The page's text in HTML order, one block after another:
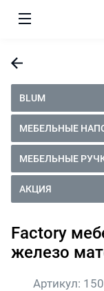
BLUM
МЕБЕЛЬНЫЕ
МЕБЕЛЬНЫЕ
АКЦИЯ
Factory
железо
Артикул: